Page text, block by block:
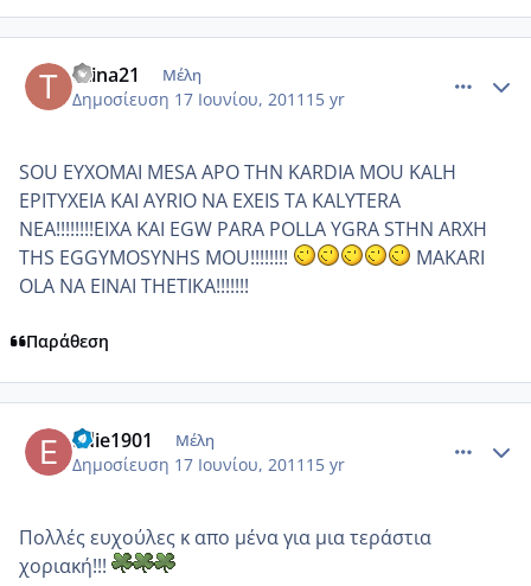
titina21 Μέλη
Δημοσίευση 17 Ιουνίου, 2011 15 yr
SOU EYXOMAI MESA APO THN KARDIA MOU KALH
EPITYXEIA KAI AYRIO NA EXEIS TA KALYTERA
NEA!!!!!!!!EIXA KAI EGW PARA POLLA YGRA STHN ARXH
THS EGGYMOSYNHS MOU!!!!!!!!
MAKARI
OLA NA EINAI THETIKA!!!!!!!
Παράθεση
Edie1901 Μέλη
Δημοσίευση 17 Ιουνίου, 2011 15 yr
Πολλές ευχούλες κ απο μένα για μια τεράστια
χοριακή!!!